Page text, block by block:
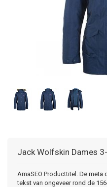
Jack Wolfskin Dames
AmaSEO Producttitel. De
tekst van ongeveer rond de